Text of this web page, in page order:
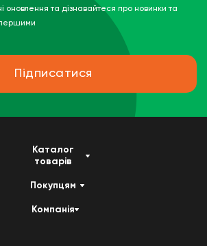
оновлення та дізнавайтеся про новинки та
першими
Підписатися
Каталог
товарів
Покупцям
Компанія